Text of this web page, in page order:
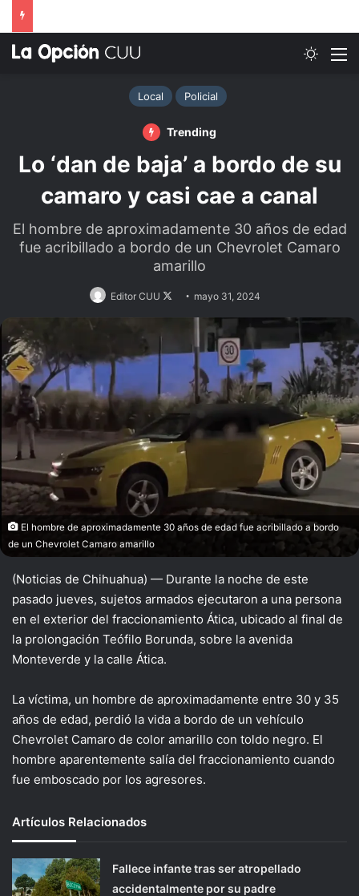
Local Policial
Trending
Lo ‘dan de baja’ a bordo de su
camaro y casi cae a canal
El hombre de aproximadamente 30 años de edad
fue acribillado a bordo de un Chevrolet Camaro
amarillo
Editor CUU
Followmayo 31, 2024
El hombre de aproximadamente 30 años de edad fue acribillado a bordo
de un Chevrolet Camaro amarillo
(Noticias de Chihuahua) — Durante la noche de este
pasado jueves, sujetos armados ejecutaron a una persona
en el exterior del fraccionamiento Ática, ubicado al final de
la prolongación Teófilo Borunda, sobre la avenida
Monteverde y la calle Ática.
La víctima, un hombre de aproximadamente entre 30 y 35
años de edad, perdió la vida a bordo de un vehículo
Chevrolet Camaro de color amarillo con toldo negro. El
hombre aparentemente salía del fraccionamiento cuando
fue emboscado por los agresores.
Artículos Relacionados
Fallece infante tras ser atropellado
accidentalmente por su padre